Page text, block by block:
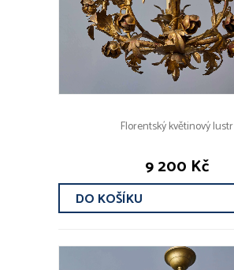
Florentský květinový lustr
9 200 Kč
DO KOŠÍKU